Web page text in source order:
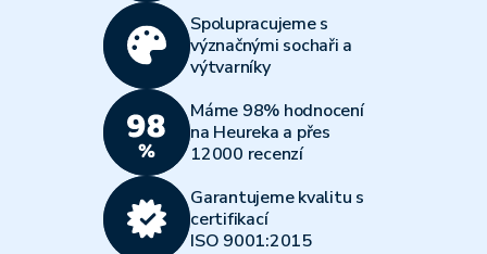
Spolupracujeme s
význačnými sochaři a
výtvarníky
Máme 98% hodnocení
na Heureka a přes
12000 recenzí
Garantujeme kvalitu s
certifikací
ISO 9001:2015